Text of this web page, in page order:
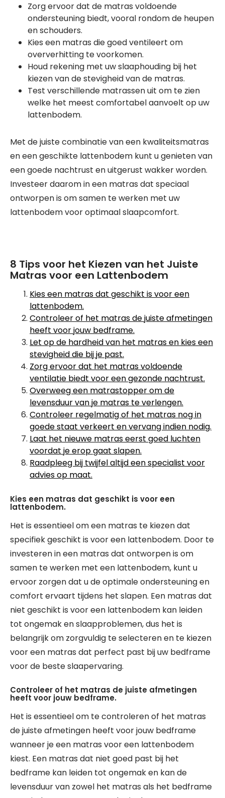
Zorg ervoor dat de matras voldoende
ondersteuning biedt, vooral rondom de heupen
en schouders.
Kies een matras die goed ventileert om
oververhitting te voorkomen.
Houd rekening met uw slaaphouding bij het
kiezen van de stevigheid van de matras.
Test verschillende matrassen uit om te zien
welke het meest comfortabel aanvoelt op uw
lattenbodem.
Met de juiste combinatie van een kwaliteitsmatras
en een geschikte lattenbodem kunt u genieten van
een goede nachtrust en uitgerust wakker worden.
Investeer daarom in een matras dat speciaal
ontworpen is om samen te werken met uw
lattenbodem voor optimaal slaapcomfort.
8 Tips voor het Kiezen van het Juiste
Matras voor een Lattenbodem
Kies een matras dat geschikt is voor een
lattenbodem.
Controleer of het matras de juiste afmetingen
heeft voor jouw bedframe.
Let op de hardheid van het matras en kies een
stevigheid die bij je past.
Zorg ervoor dat het matras voldoende
ventilatie biedt voor een gezonde nachtrust.
Overweeg een matrastopper om de
levensduur van je matras te verlengen.
Controleer regelmatig of het matras nog in
goede staat verkeert en vervang indien nodig.
Laat het nieuwe matras eerst goed luchten
voordat je erop gaat slapen.
Raadpleeg bij twijfel altijd een specialist voor
advies op maat.
Kies een matras dat geschikt is voor een
lattenbodem.
Het is essentieel om een matras te kiezen dat
specifiek geschikt is voor een lattenbodem. Door te
investeren in een matras dat ontworpen is om
samen te werken met een lattenbodem, kunt u
ervoor zorgen dat u de optimale ondersteuning en
comfort ervaart tijdens het slapen. Een matras dat
niet geschikt is voor een lattenbodem kan leiden
tot ongemak en slaapproblemen, dus het is
belangrijk om zorgvuldig te selecteren en te kiezen
voor een matras dat perfect past bij uw bedframe
voor de beste slaapervaring.
Controleer of het matras de juiste afmetingen
heeft voor jouw bedframe.
Het is essentieel om te controleren of het matras
de juiste afmetingen heeft voor jouw bedframe
wanneer je een matras voor een lattenbodem
kiest. Een matras dat niet goed past bij het
bedframe kan leiden tot ongemak en kan de
levensduur van zowel het matras als het bedframe